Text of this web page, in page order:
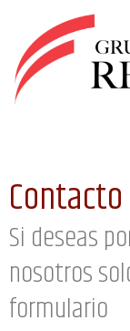
contenido
Contacto
Si deseas
nosotros
formulario